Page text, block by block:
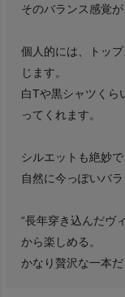
そのバランス感覚
個人的には、トッ
じます。
白Tや黒シャツくら
ってくれます。
シルエットも絶妙
自然に今っぽいバ
“長年穿き込んだヴ
から楽しめる。
かなり贅沢な一本だ